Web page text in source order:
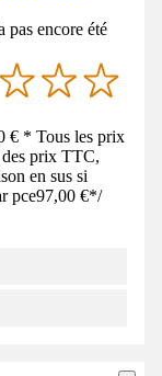
pas encore été
€ * Tous les prix
prix TTC,
en sus si
pce97,00 €*/